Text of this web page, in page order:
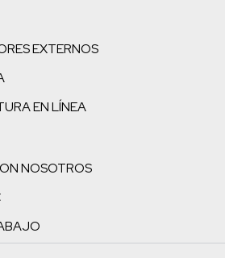
EXTERNOS
EN LÍNEA
NOSOTROS